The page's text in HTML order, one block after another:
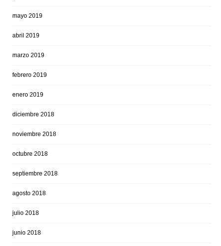
mayo 2019
abril 2019
marzo 2019
febrero 2019
enero 2019
diciembre 2018
noviembre 2018
octubre 2018
septiembre 2018
agosto 2018
julio 2018
junio 2018